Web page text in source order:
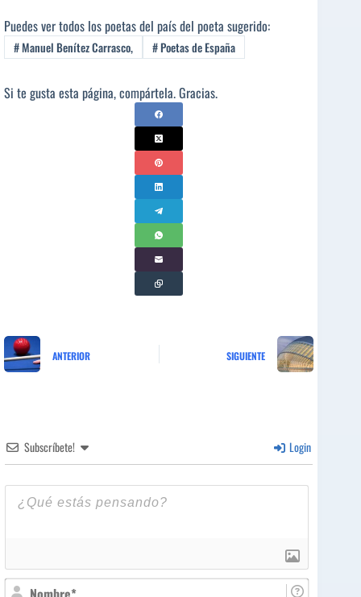
Puedes ver todos los poetas del país del poeta sugerido:
#Manuel Benítez Carrasco, #Poetas de España
Si te gusta esta página, compártela. Gracias.
ANTERIOR SIGUIENTE
Subscríbete! Login